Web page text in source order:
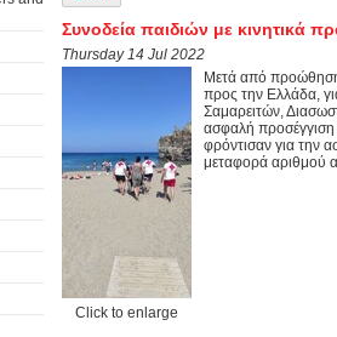
Συνοδεία παιδιών με κινητικά
Thursday 14 Jul 2022
Click to enlarge
Μετά από
προς την Ελλάδα,
Σαμαρειτών,
ασφαλή προσέγγιση
φρόντισαν για την
μεταφορά αριθμού